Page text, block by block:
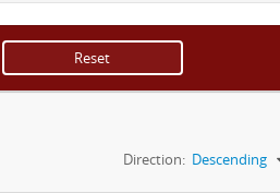
Direction: Descending